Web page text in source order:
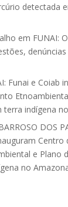
detectada
em FUNAI:
Funai e Coiab
indígena
DOS
Centro
e Plano
no